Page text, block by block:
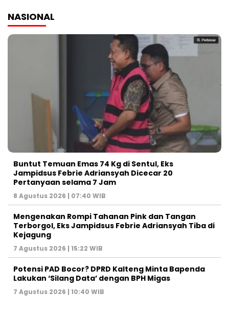
NASIONAL
Buntut Temuan Emas 74 Kg di Sentul, Eks
Jampidsus Febrie Adriansyah Dicecar 20
Pertanyaan selama 7 Jam
8 Agustus 2026 | 07:40 WIB
Mengenakan Rompi Tahanan Pink dan Tangan
Terborgol, Eks Jampidsus Febrie Adriansyah Tiba di
Kejagung
7 Agustus 2026 | 15:22 WIB
Potensi PAD Bocor? DPRD Kalteng Minta Bapenda
Lakukan ‘Silang Data’ dengan BPH Migas
7 Agustus 2026 | 10:40 WIB